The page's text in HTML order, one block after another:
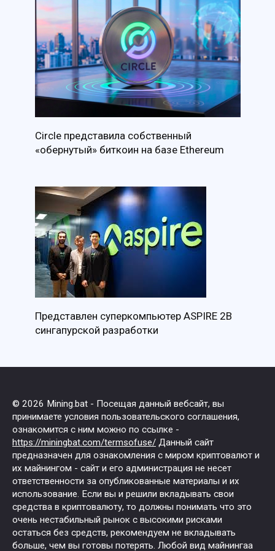
Circle представила собственный
«обернутый» биткоин на базе Ethereum
Представлен суперкомпьютер ASPIRE 2B
сингапурской разработки
© 2026 Mining.bat - Посещая данный вебсайт, вы
принимаете условия пользовательского соглашения,
ознакомится с ним можно по ссылке -
https://miningbat.com/termsofuse/ Данный сайт
предназначен для ознакомления с миром криптовалют и
их майнингом - сайт и его администрация не несет
ответственности за опубликованные материалы и их
использование. Если вы и решили вкладывать свои
средства в криптовалюту, то должны понимать что это
очень нестабильный рынок с высокими рисками
остаться без средств, рекомендуем не вкладывать
больше, чем вы готовы потерять. Любой вид майнингаа